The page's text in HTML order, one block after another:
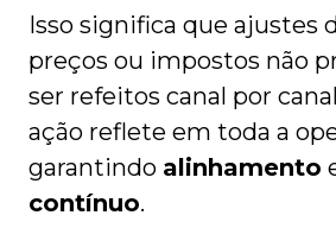
Isso significa que ajustes
preços ou impostos não
ser refeitos canal por
ação reflete em toda a
garantindo alinhamento
contínuo.